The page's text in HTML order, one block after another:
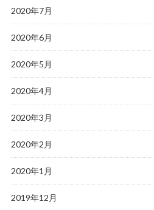
2020年7月
2020年6月
2020年5月
2020年4月
2020年3月
2020年2月
2020年1月
2019年12月